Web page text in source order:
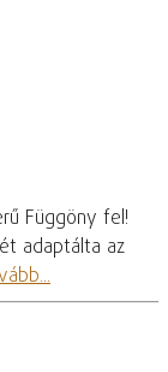
Függöny fel!
adaptálta az